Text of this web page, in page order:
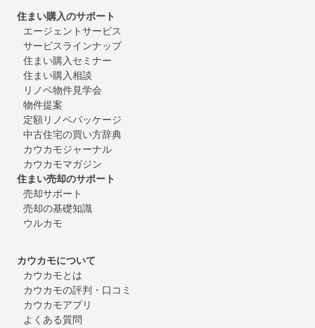
住まい購入のサポート
エージェントサービス
サービスラインナップ
住まい購入セミナー
住まい購入相談
リノベ物件見学会
物件提案
定額リノベパッケージ
中古住宅の買い方辞典
カウカモジャーナル
カウカモマガジン
住まい売却のサポート
売却サポート
売却の基礎知識
ウルカモ
カウカモについて
カウカモとは
カウカモの評判・口コミ
カウカモアプリ
よくある質問